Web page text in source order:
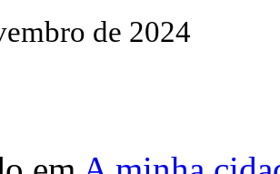
de 2024